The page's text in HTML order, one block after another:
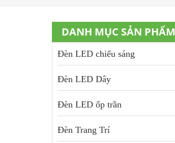
DANH MỤC SẢN PHẨM
Đèn LED chiếu sáng
Đèn LED Dây
Đèn LED ốp trần
Đèn Trang Trí